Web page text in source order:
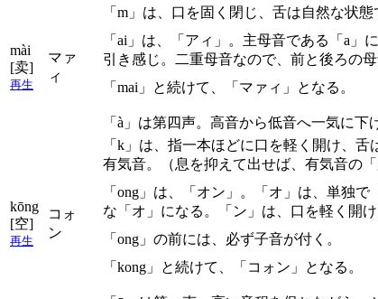
mài
[卖]
再生
マァ
ィ
「m」は、口を固く閉じ、舌は自然な状
「ai」は、「アィ」。主母音である「a
引き感じ。二重母音なので、前と後ろの
「mai」と続けて、「マァィ」となる。
「à」は第四声。高音から低音へ一気に下
kōng
[空]
再生
コォ
ン
「k」は、指一本ほどに口を軽く開け、
有気音。（息を抑えて出せば、有気音の「
「ong」は、「オン」。「オ」は、単独
な「オ」になる。「ン」は、口を軽く開
「ong」の前には、必ず子音が付く。
「kong」と続けて、「コォン」となる。